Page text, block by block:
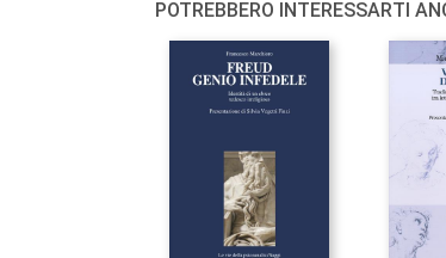
POTREBBERO INTERESSARTI